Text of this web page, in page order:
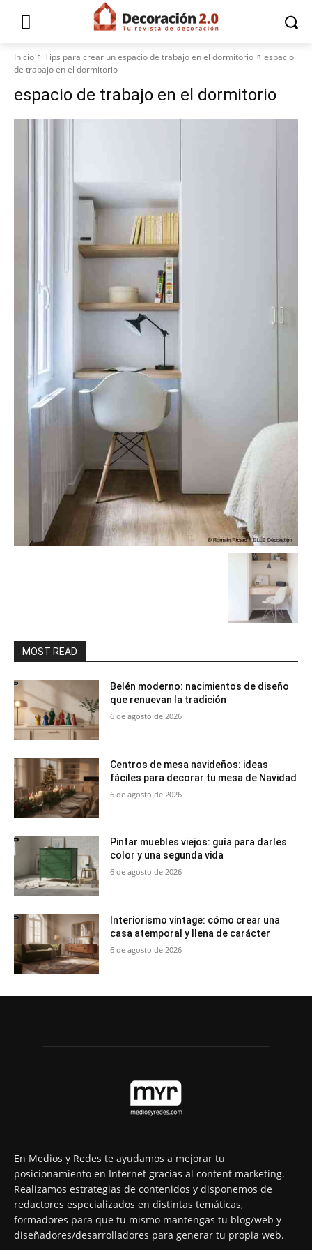
Inicio Tips para crear un espacio de trabajo en el dormitorio
espacio
de trabajo en el dormitorio
espacio de trabajo en el dormitorio
MOST READ
Belén moderno: nacimientos de diseño
que renuevan la tradición
6 de agosto de 2026
Centros de mesa navideños: ideas
fáciles para decorar tu mesa de Navidad
6 de agosto de 2026
Pintar muebles viejos: guía para darles
color y una segunda vida
6 de agosto de 2026
Interiorismo vintage: cómo crear una
casa atemporal y llena de carácter
6 de agosto de 2026
En Medios y Redes te ayudamos a mejorar tu
posicionamiento en Internet gracias al content marketing.
Realizamos estrategias de contenidos y disponemos de
redactores especializados en distintas temáticas,
formadores para que tu mismo mantengas tu blog/web y
diseñadores/desarrolladores para generar tu propia web.